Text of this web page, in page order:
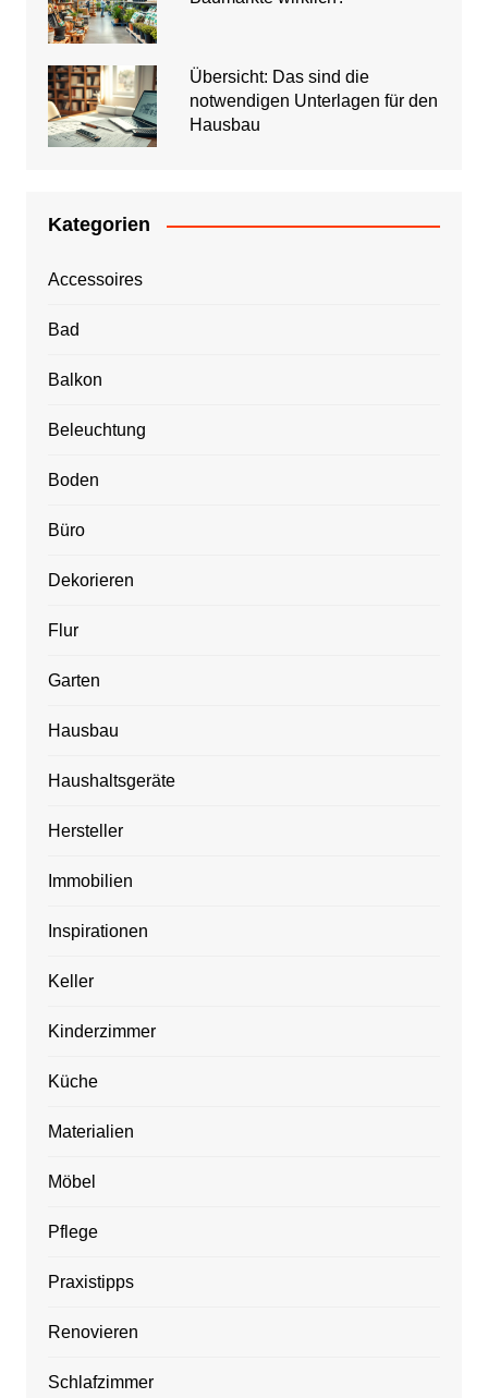
Übersicht: Das sind die
notwendigen Unterlagen für den
Hausbau
Kategorien
Accessoires
Bad
Balkon
Beleuchtung
Boden
Büro
Dekorieren
Flur
Garten
Hausbau
Haushaltsgeräte
Hersteller
Immobilien
Inspirationen
Keller
Kinderzimmer
Küche
Materialien
Möbel
Pflege
Praxistipps
Renovieren
Schlafzimmer